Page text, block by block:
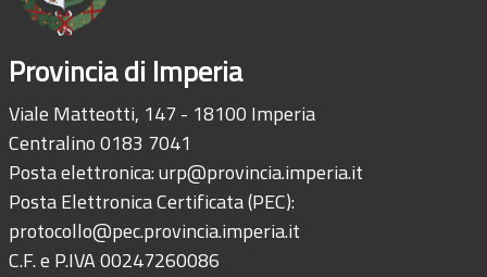
Provincia di Imperia
Viale Matteotti, 147 - 18100 Imperia
Centralino 0183 7041
Posta elettronica:urp@provincia.imperia.it
Posta Elettronica Certificata (PEC):
protocollo@pec.provincia.imperia.it
C.F. e P.IVA 00247260086